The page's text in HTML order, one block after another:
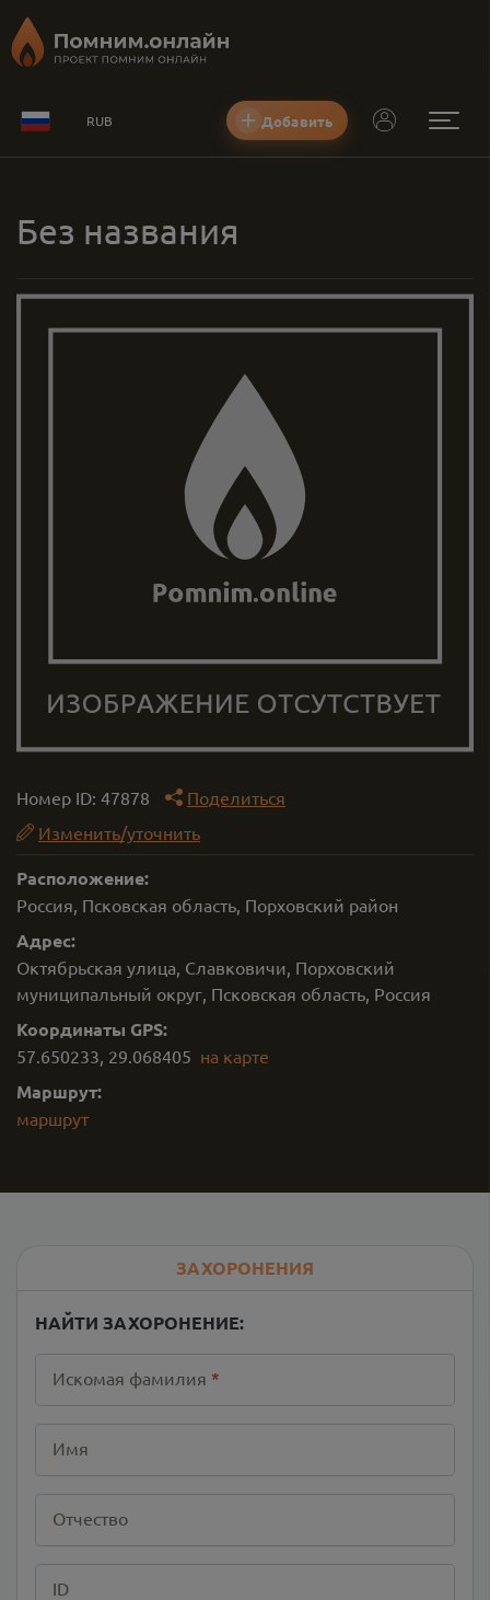
RUB Добавить
Без названия
Номер ID: 47878
Поделиться
Изменить/уточнить
Расположение:
Россия, Псковская область, Порховский район
Адрес:
Октябрьская улица, Славковичи, Порховский
муниципальный округ, Псковская область, Россия
Координаты GPS:
57.650233, 29.068405 на карте
Маршрут:
маршрут
ЗАХОРОНЕНИЯ
НАЙТИ ЗАХОРОНЕНИЕ:
Искомая фамилия *
Имя
Отчество
ID